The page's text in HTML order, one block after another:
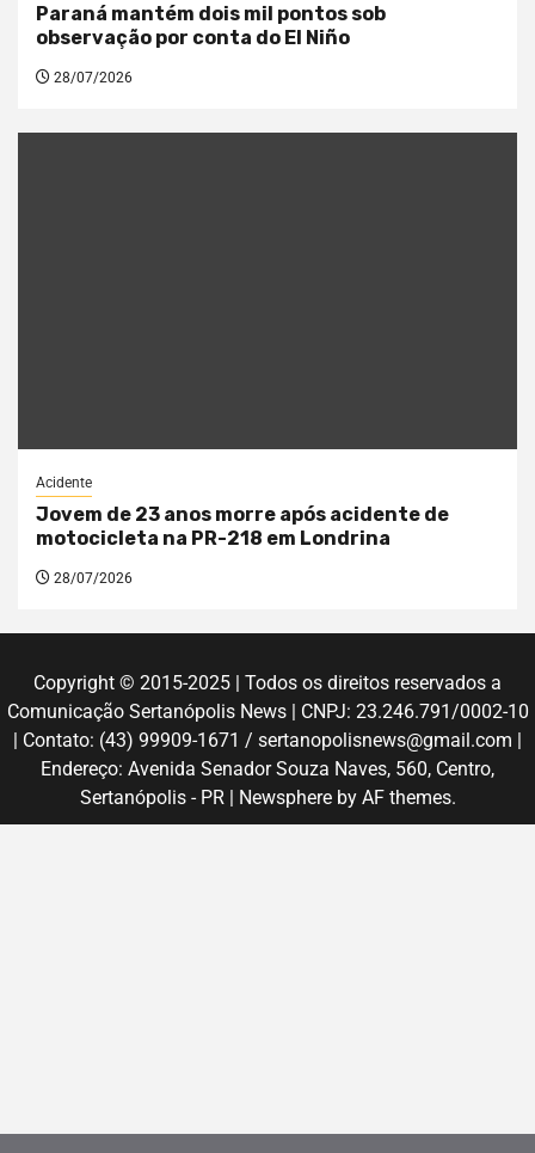
Paraná mantém dois mil pontos sob
observação por conta do El Niño
28/07/2026
Acidente
Jovem de 23 anos morre após acidente de
motocicleta na PR-218 em Londrina
28/07/2026
Copyright © 2015-2025 | Todos os direitos reservados a
Comunicação Sertanópolis News | CNPJ: 23.246.791/0002-10
| Contato: (43) 99909-1671 / sertanopolisnews@gmail.com |
Endereço: Avenida Senador Souza Naves, 560, Centro,
Sertanópolis - PR | Newsphereby AF themes.